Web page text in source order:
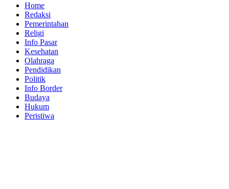
Home
Redaksi
Pemerintahan
Religi
Info Pasar
Kesehatan
Olahraga
Pendidikan
Politik
Info Border
Budaya
Hukum
Peristiwa